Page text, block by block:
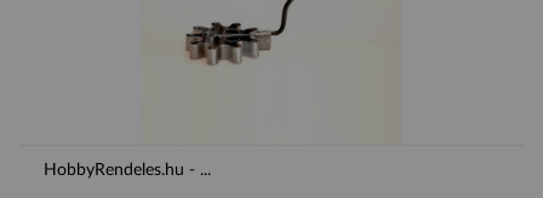
HobbyRendeles.hu - ...